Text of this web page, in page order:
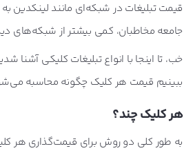
قیمت تبلیغات در شبکه‌ای مانند لینکدین
جامعه مخاطبان، کمی بیشتر از شبکه‌های
خب، تا اینجا با انواع تبلیغات کلیکی آشنا
ببینیم قیمت هر کلیک چگونه محاسبه
هر کلیک چند؟
به طور کلی دو روش برای قیمت‌گذاری هر